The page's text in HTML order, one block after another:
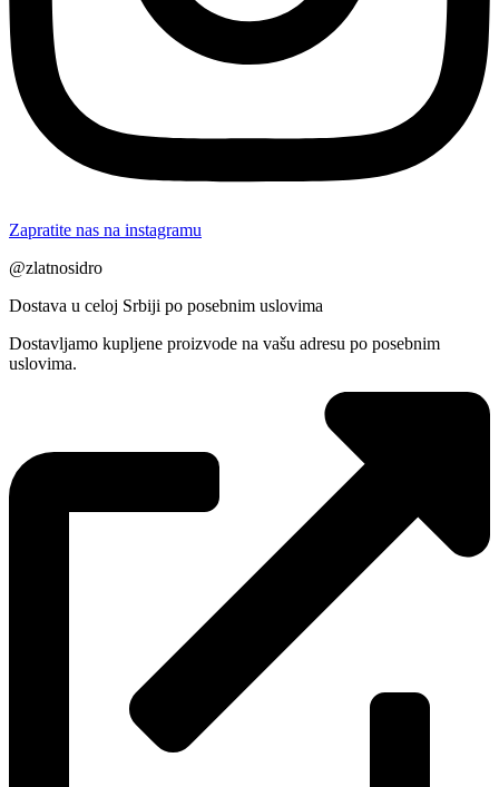
Zapratite nas na instagramu
@zlatnosidro
Dostava u celoj Srbiji po posebnim uslovima
Dostavljamo kupljene proizvode na vašu adresu po posebnim
uslovima.